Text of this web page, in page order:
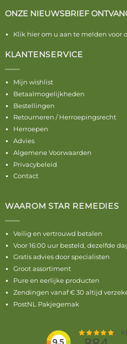
ONZE NIEUWSBRIEF
Klik hier om u aan te melden voor
KLANTENSERVICE
Mijn wishlist
Betaalmogelijkheden
Bestellingen
Retourneren / Herroepingsrecht
Herroepen
Advies
Algemene Voorwaarden
Privacybeleid
Contact
WAAROM STAR REMEDIES
Veilig en vertrouwd betalen
Voor 16:00 uur besteld, dezelfde
Gratis advies door specialisten
Groot assortiment
Pure en eerlijke producten
Zendingen vanaf € 30 altijd
PostNL Pakjegemak